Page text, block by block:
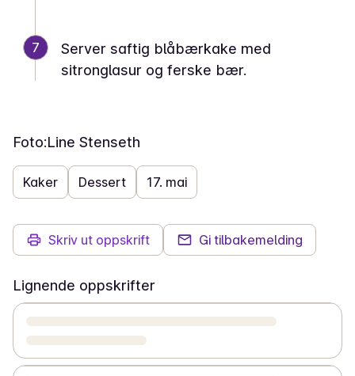
7
Server saftig blåbærkake med
sitronglasur og ferske bær.
Foto:Line Stenseth
Kaker Dessert 17. mai
Skriv ut oppskrift Gi tilbakemelding
Lignende oppskrifter